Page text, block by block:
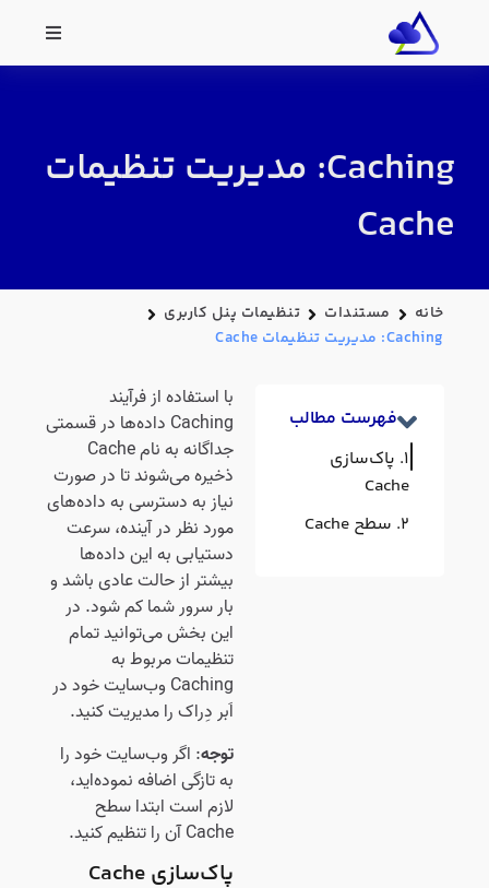
Caching: مدیریت تنظیمات
Cache
خانه مستندات
تنظیمات پنل کاربری
Caching: مدیریت تنظیمات Cache
فهرست مطالب
پاک‌سازی
Cache
سطح Cache
با استفاده از فرآیند
Caching داده‌ها در قسمتی
جداگانه به نام Cache
ذخیره می‌شوند تا در صورت
نیاز به دسترسی به داده‌های
مورد نظر در آینده، سرعت
دستیابی به این داده‌ها
بیشتر از حالت عادی باشد و
بار سرور شما کم شود. در
این بخش می‌توانید تمام
تنظیمات مربوط به
Caching وب‌سایت خود در
اَبر دِراک را مدیریت کنید.
توجه: اگر وب‌سایت خود را
به تازگی اضافه نموده‌اید،
لازم است ابتدا سطح
Cache آن را تنظیم کنید.
پاک‌سازی Cache